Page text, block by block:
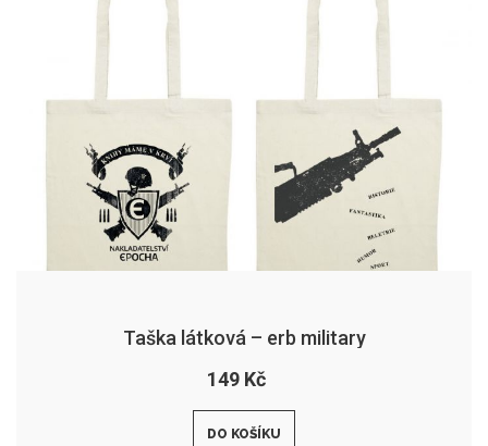
Taška látková – erb military
149 Kč
DO KOŠÍKU